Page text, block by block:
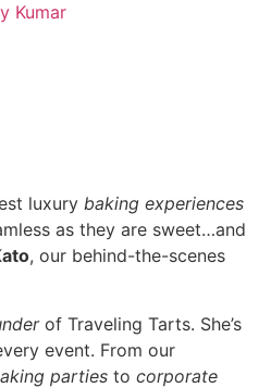
Kumar
luxury baking experiences
as they are sweet…and
, our behind-the-scenes
of Traveling Tarts. She’s
event. From our
parties to corporate